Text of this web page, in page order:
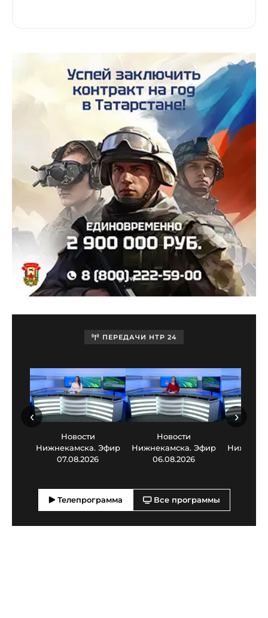
ПЕРЕДАЧИ НТР 24
Новости
Нижнекамска. Эфир
07.08.2026
Новости
Нижнекамска. Эфир
06.08.2026
‹ ›
Телепрограмма Все программы